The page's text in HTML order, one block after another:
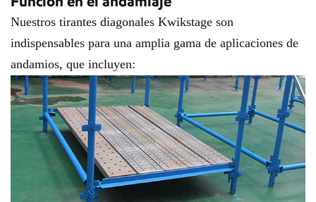
Nuestros tirantes diagonales Kwikstage son
indispensables para una amplia gama de aplicaciones de
andamios, que incluyen: